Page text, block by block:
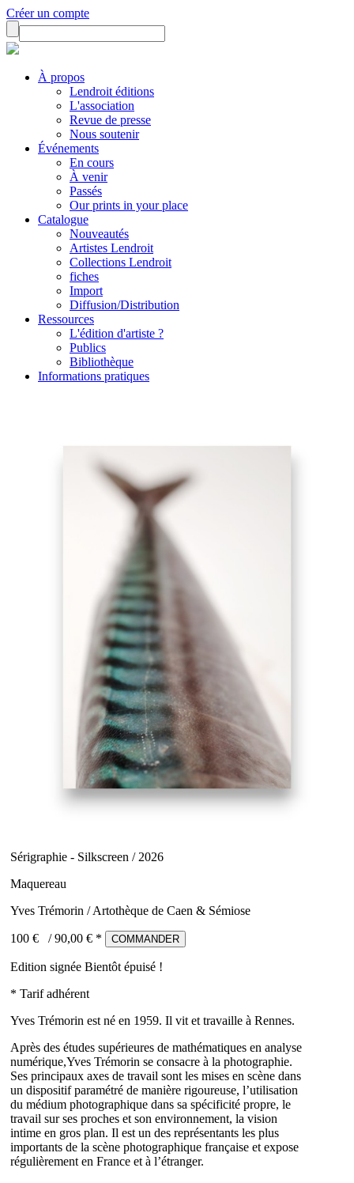
Créer un compte
À propos
Lendroit éditions
L'association
Revue de presse
Nous soutenir
Événements
En cours
À venir
Passés
Our prints in your place
Catalogue
Nouveautés
Artistes Lendroit
Collections Lendroit
fiches
Import
Diffusion/Distribution
Ressources
L'édition d'artiste ?
Publics
Bibliothèque
Informations pratiques
Sérigraphie - Silkscreen / 2026
Maquereau
Yves Trémorin / Artothèque de Caen & Sémiose
100 € /90,00 € * COMMANDER
Edition signée Bientôt épuisé !
* Tarif adhérent
Yves Trémorin est né en 1959. Il vit et travaille à Rennes.
Après des études supérieures de mathématiques en analyse
numérique,Yves Trémorin se consacre à la photographie.
Ses principaux axes de travail sont les mises en scène dans
un dispositif paramétré de manière rigoureuse, l’utilisation
du médium photographique dans sa spécificité propre, le
travail sur ses proches et son environnement, la vision
intime en gros plan. Il est un des représentants les plus
importants de la scène photographique française et expose
régulièrement en France et à l’étranger.